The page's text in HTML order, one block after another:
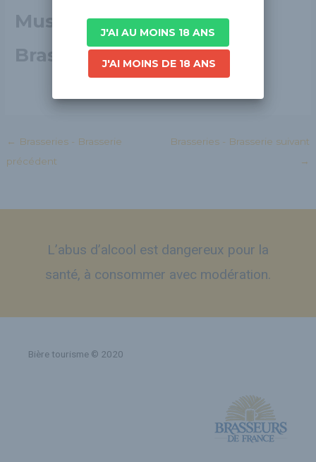
Musée français de la
Brasserie
← Brasseries - Brasserie
précédent
Brasseries - Brasserie suivant
→
L’abus d’alcool est dangereux pour la
santé, à consommer avec modération.
Bière tourisme © 2020
J'AI AU MOINS 18 ANS
J'AI MOINS DE 18 ANS